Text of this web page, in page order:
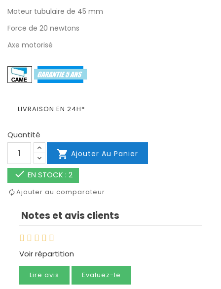
Moteur tubulaire de 45 mm
Force de 20 newtons
Axe motorisé
LIVRAISON EN 24H*
Quantité
 Ajouter Au Panier
 EN STOCK : 2
Ajouter au comparateur
Notes et avis clients
Voir répartition
Lire avis Evaluez-le